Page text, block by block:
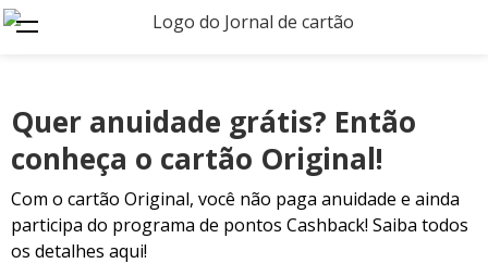
Quer anuidade grátis? Então
conheça o cartão Original!
Com o cartão Original, você não paga anuidade e ainda
participa do programa de pontos Cashback! Saiba todos
os detalhes aqui!